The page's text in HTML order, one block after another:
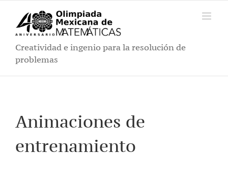
contenido
Creatividad e ingenio para la resolución de
problemas
Animaciones de
entrenamiento